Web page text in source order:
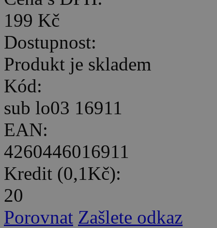
199 Kč
Dostupnost:
Produkt je skladem
Kód:
sub lo03 16911
EAN:
4260446016911
Kredit (0,1Kč):
20
Porovnat Zašlete odkaz